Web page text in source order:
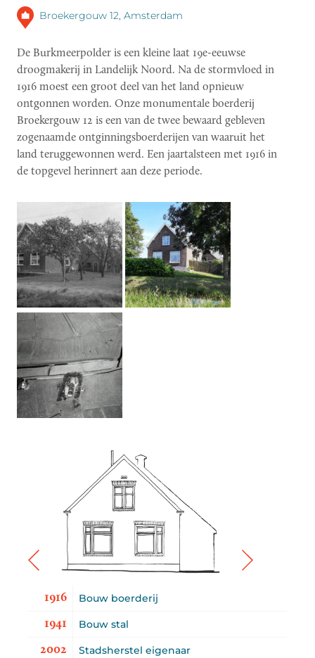
Broekergouw 12, Amsterdam
De Burkmeerpolder is een kleine laat 19e-eeuwse
droogmakerij in Landelijk Noord. Na de stormvloed in
1916 moest een groot deel van het land opnieuw
ontgonnen worden. Onze monumentale boerderij
Broekergouw 12 is een van de twee bewaard gebleven
zogenaamde ontginningsboerderijen van waaruit het
land teruggewonnen werd. Een jaartalsteen met 1916 in
de topgevel herinnert aan deze periode.
1916 Bouw boerderij
1941 Bouw stal
2002 Stadsherstel eigenaar